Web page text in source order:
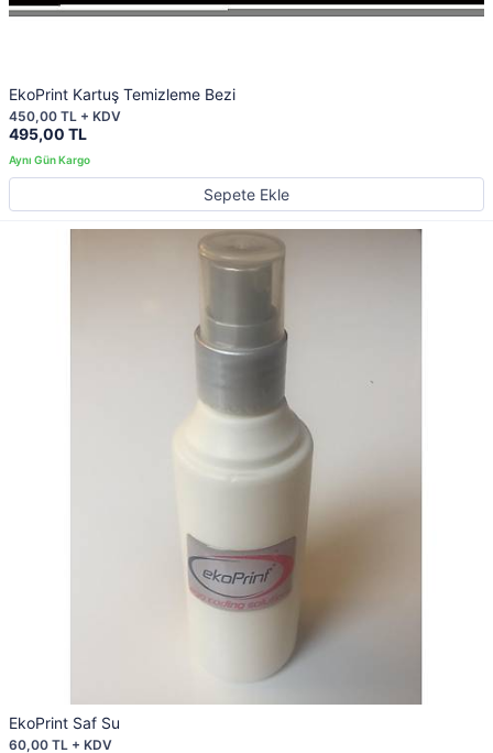
EkoPrint Kartuş Temizleme Bezi
495,00 TL
450,00 TL + KDV
Sepete Ekle
EkoPrint Saf Su
60,00 TL + KDV